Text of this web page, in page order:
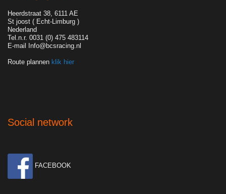
Heerdstraat 38, 6111 AE
St joost ( Echt-Limburg )
Nederland
Tel.n.r. 0031 (0) 475 483114
E-mail Info@bcsracing.nl
Route plannen klik hier
Social network
FACEBOOK